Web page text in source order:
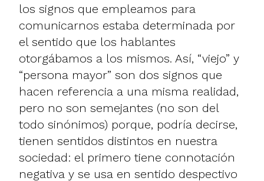
los signos que empleamos para
comunicarnos estaba determinada por
el sentido que los hablantes
otorgábamos a los mismos. Así, “viejo” y
“persona mayor” son dos signos que
hacen referencia a una misma realidad,
pero no son semejantes (no son del
todo sinónimos) porque, podría decirse,
tienen sentidos distintos en nuestra
sociedad: el primero tiene connotación
negativa y se usa en sentido despectivo